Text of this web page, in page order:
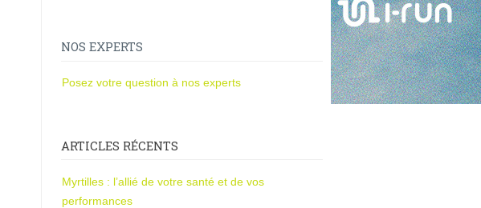
NOS EXPERTS
Posez votre question à nos experts
ARTICLES RÉCENTS
Myrtilles : l’allié de votre santé et de vos
performances